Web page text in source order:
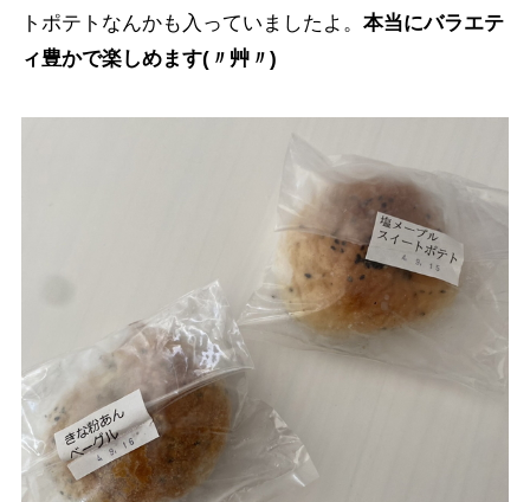
トポテトなんかも入っていましたよ。 本当にバラエテ
ィ豊かで楽しめます(〃艸〃)